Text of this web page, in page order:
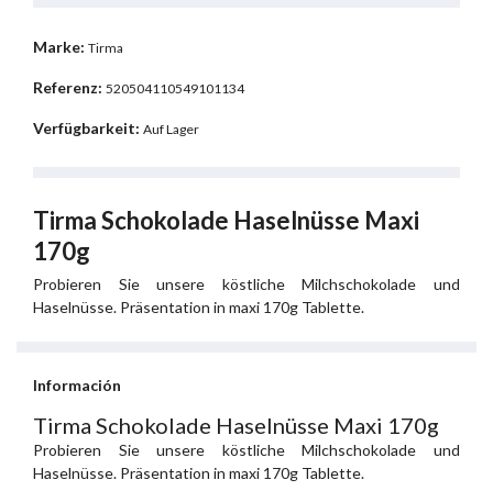
Marke: Tirma
Referenz: 520504110549101134
Verfügbarkeit: Auf Lager
Tirma Schokolade Haselnüsse Maxi
170g
Probieren Sie unsere köstliche Milchschokolade und
Haselnüsse. Präsentation in maxi 170g Tablette.
Información
Tirma Schokolade Haselnüsse Maxi 170g
Probieren Sie unsere köstliche Milchschokolade und
Haselnüsse. Präsentation in maxi 170g Tablette.